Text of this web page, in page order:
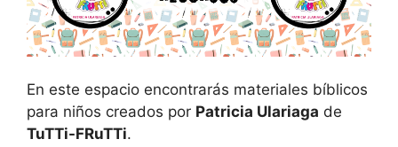
En este espacio encontrarás materiales bíblicos
para niños creados por Patricia Ulariaga de
TuTTi-FRuTTi.